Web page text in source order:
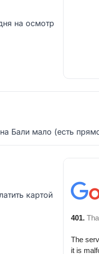
на осмотр
Бали мало (есть
картой